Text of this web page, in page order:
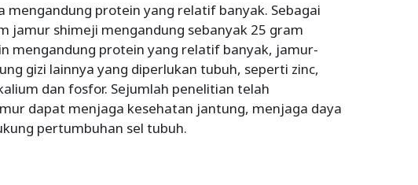
mengandung protein yang relatif banyak. Sebagai
jamur shimeji mengandung sebanyak 25 gram
mengandung protein yang relatif banyak, jamur-
gizi lainnya yang diperlukan tubuh, seperti zinc,
dan fosfor. Sejumlah penelitian telah
dapat menjaga kesehatan jantung, menjaga daya
pertumbuhan sel tubuh.